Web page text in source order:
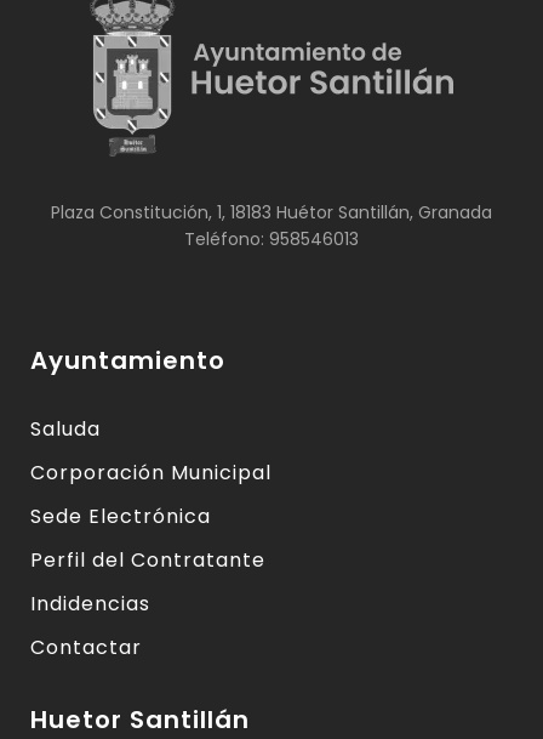
Plaza Constitución, 1, 18183 Huétor Santillán, Granada
Teléfono: 958546013
Ayuntamiento
Saluda
Corporación Municipal
Sede Electrónica
Perfil del Contratante
Indidencias
Contactar
Huetor Santillán